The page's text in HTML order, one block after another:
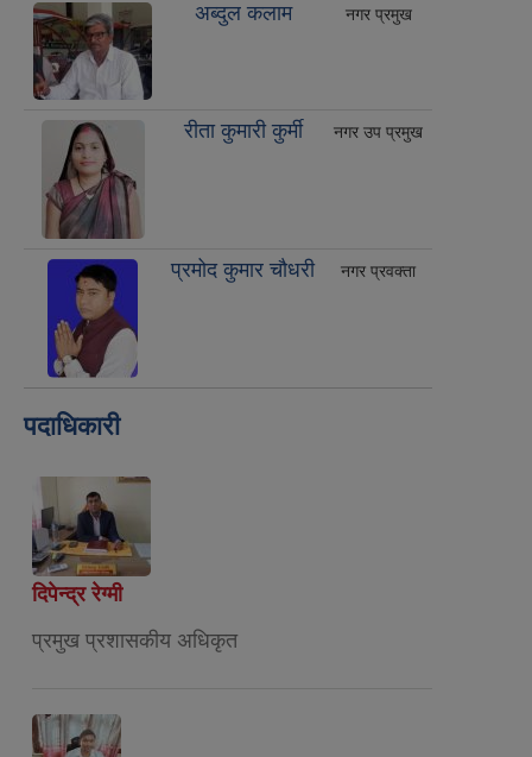
अब्दुल कलाम नगर प्रमुख
रीता कुमारी कुर्मी नगर उप प्रमुख
प्रमोद कुमार चौधरी नगर प्रवक्ता
पदाधिकारी
दिपेन्द्र रेग्मी
प्रमुख प्रशासकीय अधिकृत